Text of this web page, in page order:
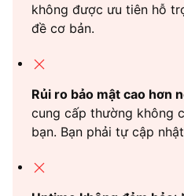
không được ưu tiên hỗ
đề cơ bản.
Rủi ro bảo mật cao hơn
cung cấp thường không
bạn. Bạn phải tự cập